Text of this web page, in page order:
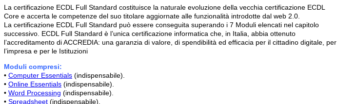
La certificazione ECDL Full Standard costituisce la naturale evoluzione della vecchia certificazione ECDL
Core e accerta le competenze del suo titolare aggiornate alle funzionalità introdotte dal web 2.0.
La certificazione ECDL Full Standard può essere conseguita superando i 7 Moduli elencati nel capitolo
successivo. ECDL Full Standard è l’unica certificazione informatica che, in Italia, abbia ottenuto
l’accreditamento di ACCREDIA: una garanzia di valore, di spendibilità ed efficacia per il cittadino digitale, per
l’impresa e per le Istituzioni
Moduli compresi:
• Computer Essentials (indispensabile).
• Online Essentials (indispensabile).
• Word Processing (indispensabile).
• Spreadsheet (indispensabile).